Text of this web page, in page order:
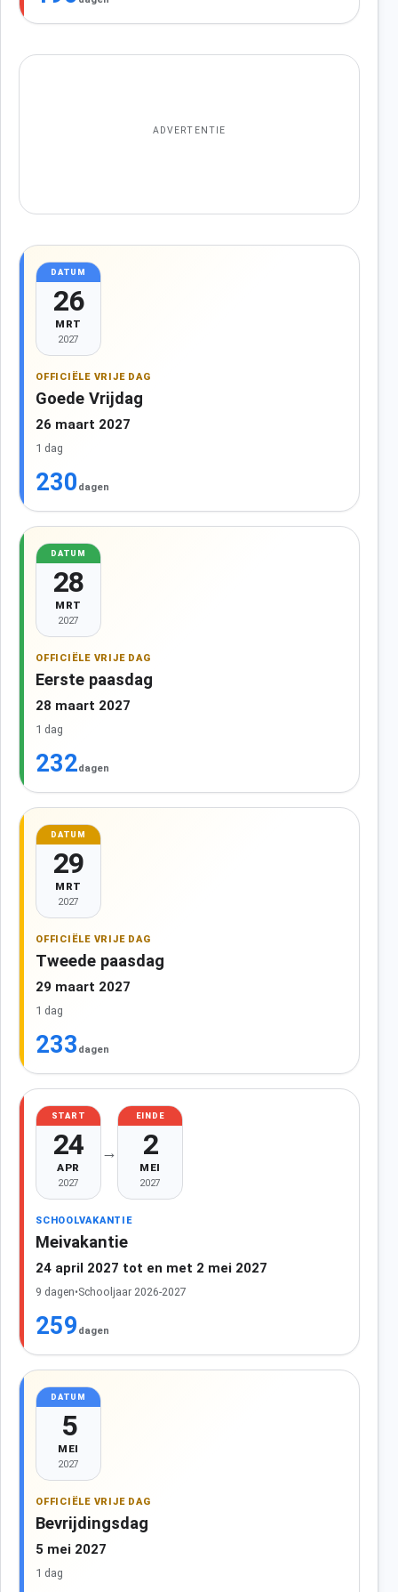
ADVERTENTIE
DATUM
26
MRT
2027
OFFICIËLE VRIJE DAG
Goede Vrijdag
26 maart 2027
1 dag
230 dagen
DATUM
28
MRT
2027
OFFICIËLE VRIJE DAG
Eerste paasdag
28 maart 2027
1 dag
232dagen
DATUM
29
MRT
2027
OFFICIËLE VRIJE DAG
Tweede paasdag
29 maart 2027
1 dag
233 dagen
START
24
APR
2027
→
EINDE
2
MEI
2027
SCHOOLVAKANTIE
Meivakantie
24 april 2027 tot en met 2 mei 2027
9 dagen•Schooljaar 2026-2027
259 dagen
DATUM
5
MEI
2027
OFFICIËLE VRIJE DAG
Bevrijdingsdag
5 mei 2027
1 dag